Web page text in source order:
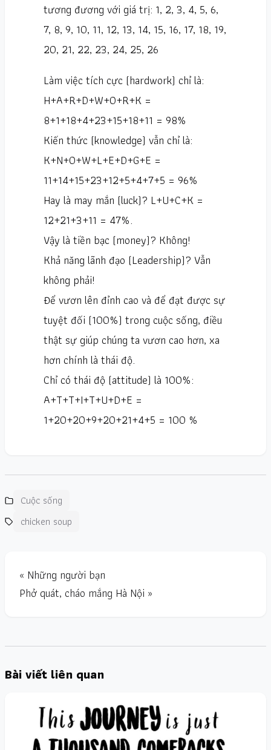
tương đương với giá trị: 1, 2, 3, 4, 5, 6,
7, 8, 9, 10, 11, 12, 13, 14, 15, 16, 17, 18, 19,
20, 21, 22, 23, 24, 25, 26
Làm việc tích cực (hardwork) chỉ là:
H+A+R+D+W+O+R+K =
8+1+18+4+23+15+18+11 = 98%
Kiến thức (knowledge) vẫn chỉ là:
K+N+O+W+L+E+D+G+E =
11+14+15+23+12+5+4+7+5 = 96%
Hay là may mắn (luck)? L+U+C+K =
12+21+3+11 = 47%.
Vậy là tiền bạc (money)? Không!
Khả năng lãnh đạo (Leadership)? Vẫn
không phải!
Để vươn lên đỉnh cao và để đạt được sự
tuyệt đối (100%) trong cuộc sống, điều
thật sự giúp chúng ta vươn cao hơn, xa
hơn chính là thái độ.
Chỉ có thái độ (attitude) là 100%:
A+T+T+I+T+U+D+E =
1+20+20+9+20+21+4+5 = 100 %
Cuộc sống
chicken soup
« Những người bạn
Phở quát, cháo mắng Hà Nội »
Bài viết liên quan